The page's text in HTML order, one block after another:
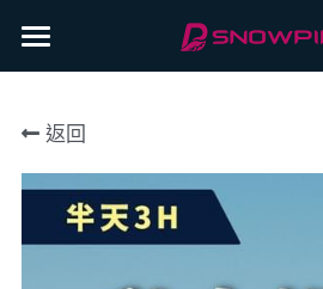
雪場介紹 湯澤
雪場介紹 藏王
滑雪攻略
所有博客分類
滑雪新手指南
教練介紹
常見問題
返回
商品分類
北海道
藏王溫泉
越後湯澤
部落格分類
所有博客分類
北海道旭川滑雪攻略
越後湯澤滑雪攻略